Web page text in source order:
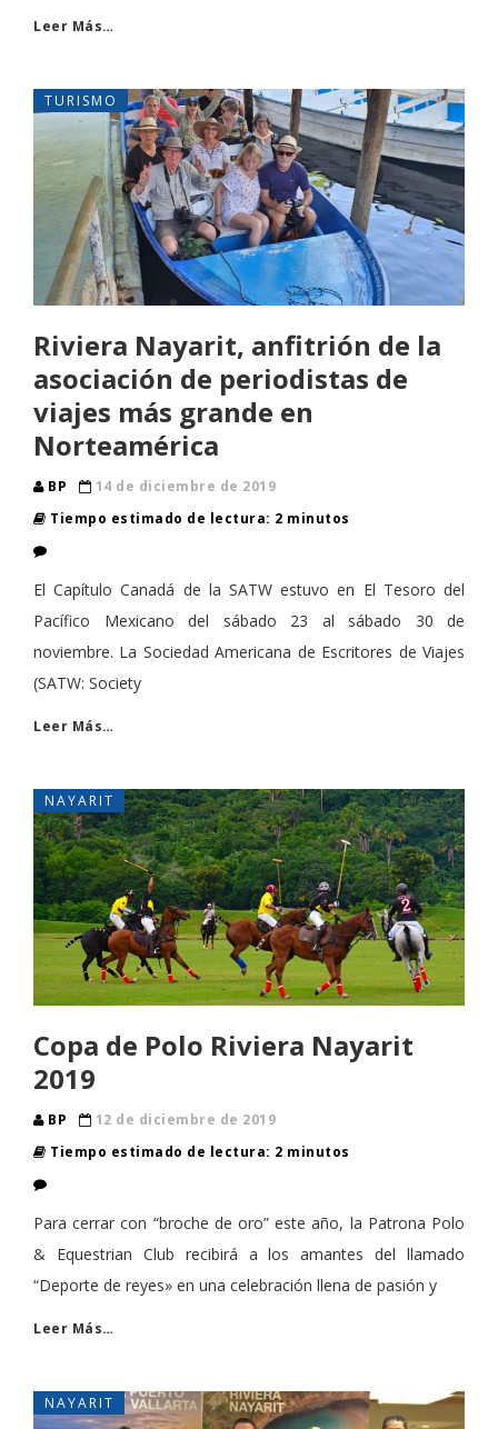
Leer Más…
TURISMO
Riviera Nayarit, anfitrión de la
asociación de periodistas de
viajes más grande en
Norteamérica
BP
14 de diciembre de 2019
Tiempo estimado de lectura: 2 minutos
El Capítulo Canadá de la SATW estuvo en El Tesoro del
Pacífico Mexicano del sábado 23 al sábado 30 de
noviembre. La Sociedad Americana de Escritores de Viajes
(SATW: Society
Leer Más…
NAYARIT
Copa de Polo Riviera Nayarit
2019
BP
12 de diciembre de 2019
Tiempo estimado de lectura: 2 minutos
Para cerrar con “broche de oro” este año, la Patrona Polo
& Equestrian Club recibirá a los amantes del llamado
“Deporte de reyes» en una celebración llena de pasión y
Leer Más…
NAYARIT